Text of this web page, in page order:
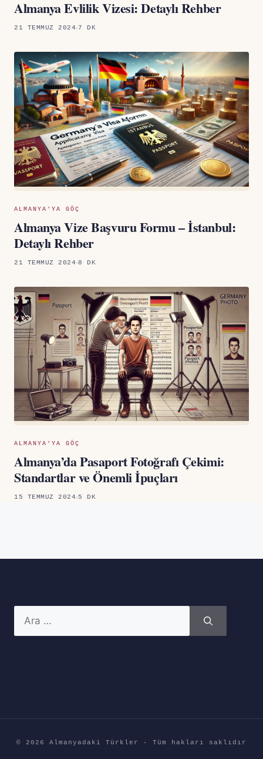
Almanya Evlilik Vizesi: Detaylı Rehber
21 TEMMUZ 2024 7 DK
ALMANYA'YA GÖÇ
Almanya Vize Başvuru Formu – İstanbul:
Detaylı Rehber
21 TEMMUZ 2024 8 DK
ALMANYA'YA GÖÇ
Almanya’da Pasaport Fotoğrafı Çekimi:
Standartlar ve Önemli İpuçları
15 TEMMUZ 2024 5 DK
ara
© 2026 Almanyadaki Türkler · Tüm hakları saklıdır